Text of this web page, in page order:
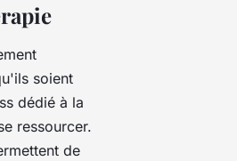
soient
dédié à la
ressourcer.
de